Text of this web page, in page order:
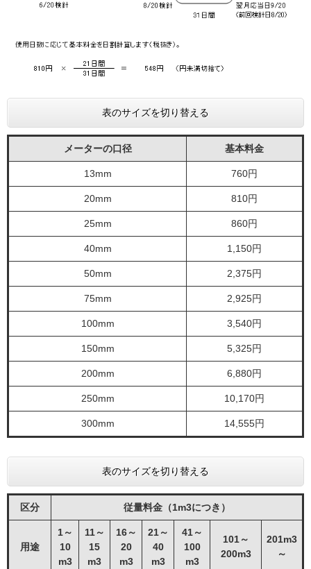
表のサイズを切り替える
メーターの口径 基本料金
13mm 760円
20mm 810円
25mm 860円
40mm 1,150円
50mm 2,375円
75mm 2,925円
100mm 3,540円
150mm 5,325円
200mm 6,880円
250mm 10,170円
300mm 14,555円
表のサイズを切り替える
区分 従量料金（1m3につき）
用途
1～
10
m3
11～
15
m3
16～
20
m3
21～
40
m3
41～
100
m3
101～
200m3
201m3
～